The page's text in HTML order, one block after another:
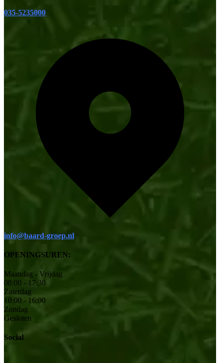
035-5235000
info@baard-groep.nl
OPENINGSUREN:
Maandag - Vrijdag
08:00 - 17:30
Zaterdag
10:00 - 16:00
Zondag
Gesloten
Social